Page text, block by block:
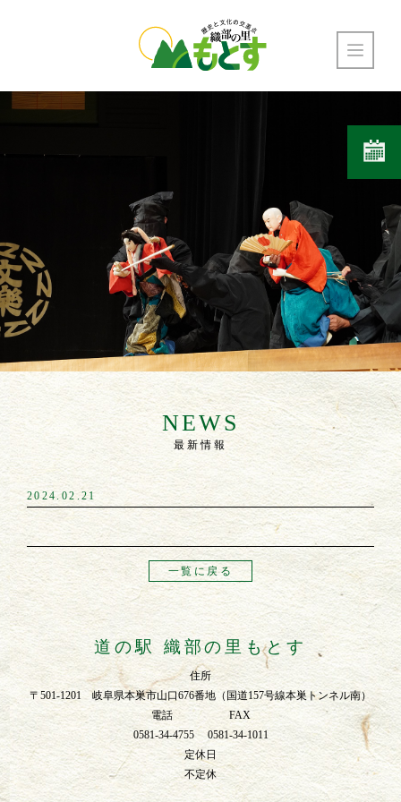
NEWS
最新情報
2024.02.21
一覧に戻る
道の駅 織部の里もとす
住所
〒501-1201 岐阜県本巣市山口676番地（国道157号線本巣トンネル南）
電話 FAX
0581-34-4755 0581-34-1011
定休日
不定休